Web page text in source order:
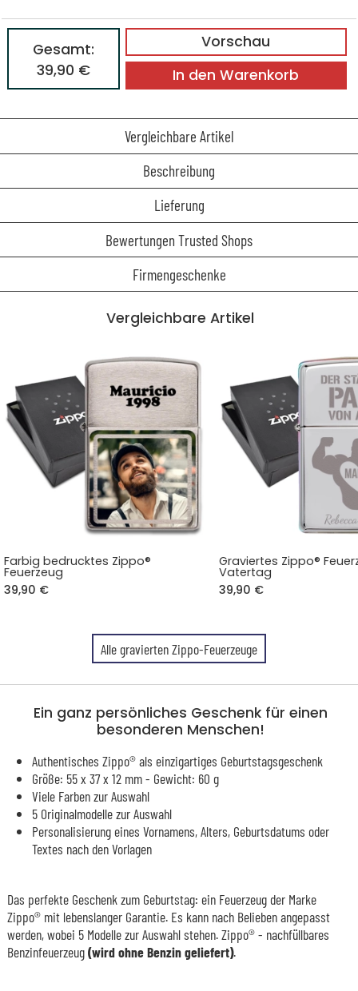
Vorschau
Gesamt:
39,90 €
In den Warenkorb
Vergleichbare Artikel
Beschreibung
Lieferung
Bewertungen Trusted Shops
Firmengeschenke
Vergleichbare Artikel
Farbig bedrucktes Zippo®
Feuerzeug
39,90 €
Graviertes Zippo®
Vatertag
39,90 €
Alle gravierten Zippo-Feuerzeuge
Ein ganz persönliches Geschenk für einen
besonderen Menschen!
Authentisches Zippo® als einzigartiges Geburtstagsgeschenk
Größe: 55 x 37 x 12 mm - Gewicht: 60 g
Viele Farben zur Auswahl
5 Originalmodelle zur Auswahl
Personalisierung eines Vornamens, Alters, Geburtsdatums oder
Textes nach den Vorlagen
Das perfekte Geschenk zum Geburtstag: ein Feuerzeug der Marke
Zippo® mit lebenslanger Garantie. Es kann nach Belieben angepasst
werden, wobei 5 Modelle zur Auswahl stehen. Zippo® - nachfüllbares
Benzinfeuerzeug(wird ohne Benzin geliefert).